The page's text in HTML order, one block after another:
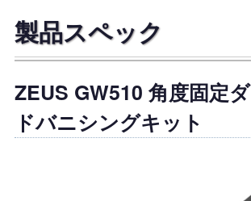
製品スペック
ZEUS GW510 角度固定
ドバニシングキット